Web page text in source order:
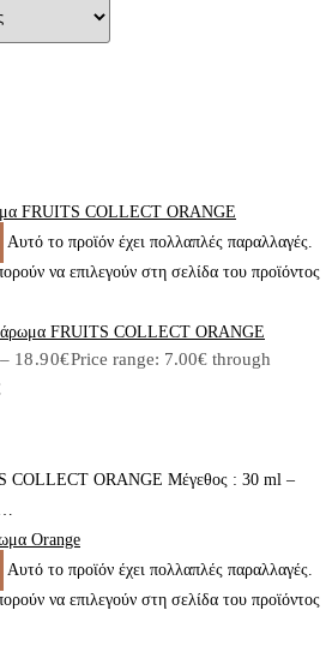
Αυτό το προϊόν έχει πολλαπλές παραλλαγές.
να επιλεγούν στη σελίδα του προϊόντος
FRUITS COLLECT ORANGE
– 18.90€Price range: 7.00€ through
COLLECT ORANGE Μέγεθος : 30 ml –
Αυτό το προϊόν έχει πολλαπλές παραλλαγές.
να επιλεγούν στη σελίδα του προϊόντος